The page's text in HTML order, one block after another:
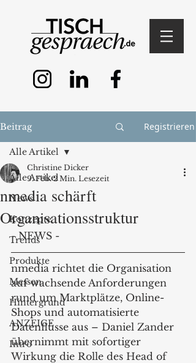
Beitrag Registrieren
Alle Artikel
News
Konzepte
Trends
Produkte
Messen
Hintergrund
ANZEIGE
Intro
Alle Artikel
nmedia schärft
Organisationsstruktur
Christine Dicker
9. Feb. 2 Min. Lesezeit
- NEWS -
nmedia richtet die Organisation
auf wachsende Anforderungen
rund um Marktplätze, Online-
Shops und automatisierte
Datenflüsse aus – Daniel Zander
übernimmt mit sofortiger
Wirkung die Rolle des Head of